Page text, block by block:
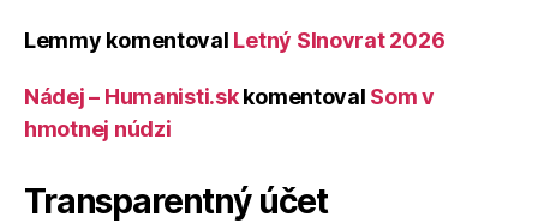
Lemmy komentoval Letný Slnovrat 2026
Nádej – Humanisti.skkomentoval Som v
hmotnej núdzi
Transparentný účet